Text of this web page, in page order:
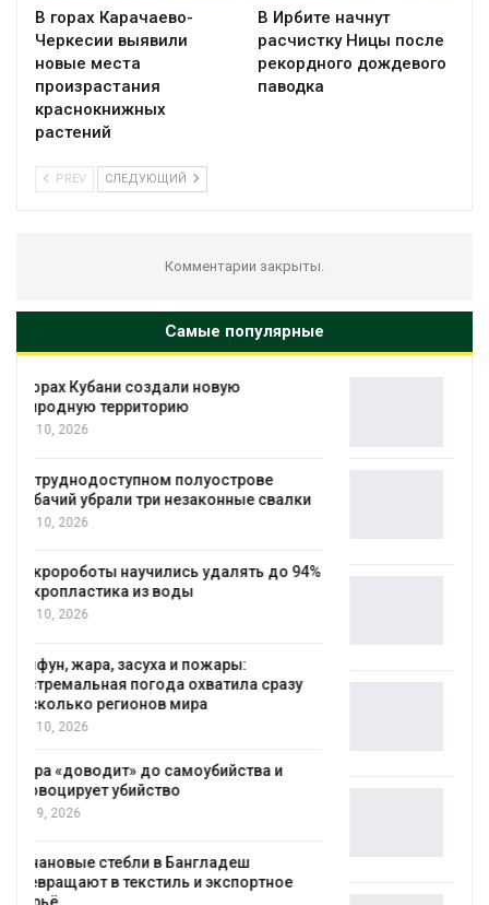
В горах Карачаево-
Черкесии выявили
новые места
произрастания
краснокнижных
растений
В Ирбите начнут
расчистку Ницы после
рекордного дождевого
паводка
PREV СЛЕДУЮЩИЙ
Комментарии закрыты.
Самые популярные
Микропластик из упаковки может
усиливать риск жировой болезни печени
Региональный экологический контроль
в России фактически ушёл от проверок к
Южная Корея ускорит развитие
солнечной энергетики из-за роста
Приток воды в водохранилища Волги и
Камы в августе может превысить норму
Евросоюз потребовал увеличить
Авг 7, 2026